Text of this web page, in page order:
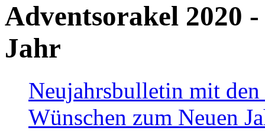
Adventsorakel 2020
Jahr
Neujahrsbulletin mit den
Wünschen zum Neuen